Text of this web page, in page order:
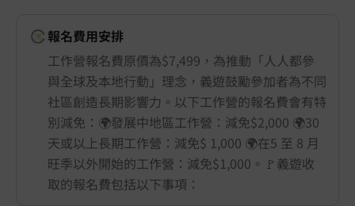
報名費用安排
工作營報名費原價為$7,499，為推動「人人都參
與全球及本地行動」理念，義遊鼓勵參加者為不同
社區創造長期影響力。以下工作營的報名費會有特
別減免：🌍發展中地區工作營：減免$2,000 🌍30
天或以上長期工作營：減免$ 1,000 🌍在5 至 8 月
旺季以外開始的工作營：減免$1,000。🚩義遊收
取的報名費包括以下事項：